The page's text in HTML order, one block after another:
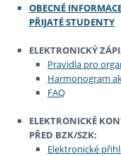
OBECNÉ
PŘIJATÉ STUDENTY
ELEKTRONICKÝ
Pravidla pro
Harmonogram
FAQ
ELEKTRONICKÉ
PŘED BZK/SZK:
Elektronické